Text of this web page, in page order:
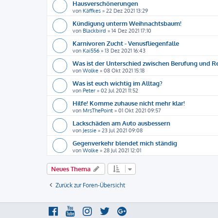
Hausverschönerungen
von Käffkes » 22 Dez 2021 13:29
Kündigung unterm Weihnachtsbaum!
von Blackbird » 14 Dez 2021 17:10
Karnivoren Zucht - Venusfliegenfalle
von Kai556 » 13 Dez 2021 16:43
Was ist der Unterschied zwischen Berufung und
von Wolke » 08 Okt 2021 15:18
Was ist euch wichtig im Alltag?
von Peter » 02 Jul 2021 11:52
Hilfe! Komme zuhause nicht mehr klar!
von MrsThePoint » 01 Okt 2021 09:57
Lackschäden am Auto ausbessern
von Jessie » 23 Jul 2021 09:08
Gegenverkehr blendet mich ständig
von Wolke » 28 Jul 2021 12:01
Neues Thema
Zurück zur Foren-Übersicht